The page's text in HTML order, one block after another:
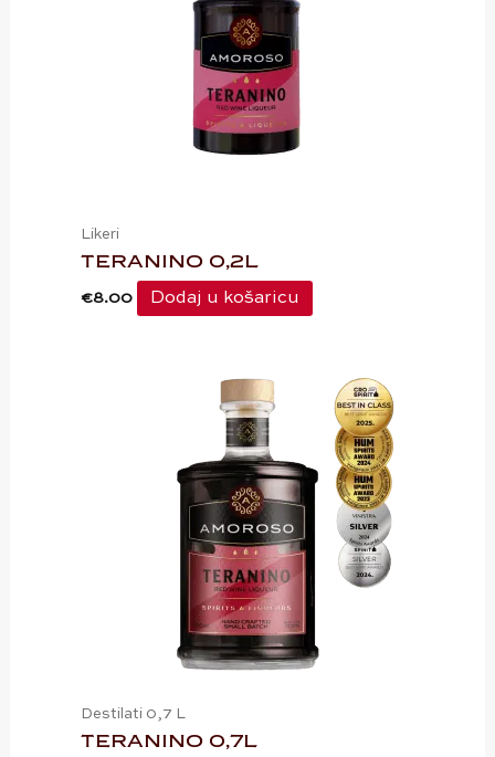
Likeri
TERANINO 0,2L
€8.00 Dodaj u košaricu
Destilati 0,7 L
TERANINO 0,7L